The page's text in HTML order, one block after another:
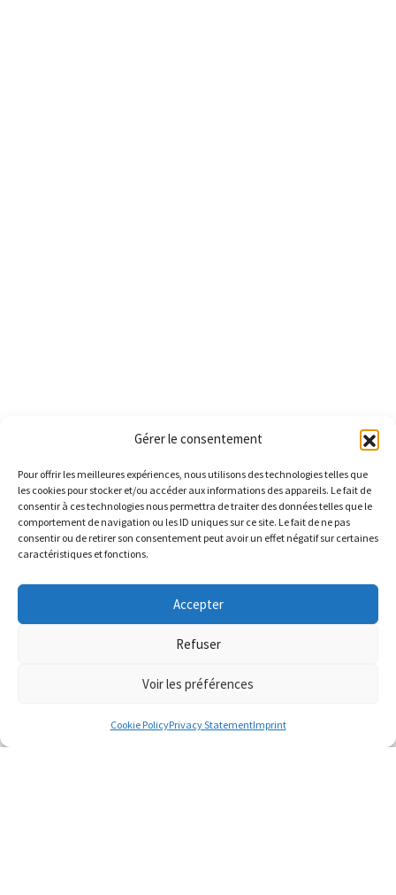
Gérer le consentement
Pour offrir les meilleures expériences, nous utilisons des technologies telles que
les cookies pour stocker et/ou accéder aux informations des appareils. Le fait de
consentir à ces technologies nous permettra de traiter des données telles que le
comportement de navigation ou les ID uniques sur ce site. Le fait de ne pas
consentir ou de retirer son consentement peut avoir un effet négatif sur certaines
caractéristiques et fonctions.
Accepter
Refuser
Voir les préférences
Cookie PolicyPrivacy StatementImprint